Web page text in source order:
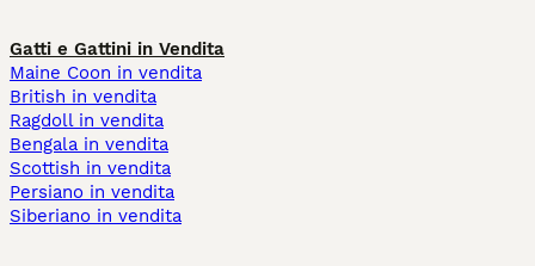
Gatti e Gattini in Vendita
Maine Coon in vendita
British in vendita
Ragdoll in vendita
Bengala in vendita
Scottish in vendita
Persiano in vendita
Siberiano in vendita